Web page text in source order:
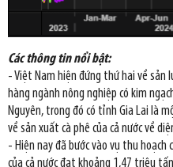
Các thông tin nổi bật:
- Việt Nam hiện đứng thứ hai về sản
hàng ngành nông nghiệp có kim
Nguyên, trong đó có tỉnh Gia Lai là
về sản xuất cà phê của cả nước về
- Hiện nay đã bước vào vụ thu hoạch
của cả nước đạt khoảng 1,47 triệu